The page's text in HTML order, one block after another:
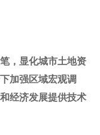
， 显化城市土地资
加强区域宏观调
经济发展提供技术